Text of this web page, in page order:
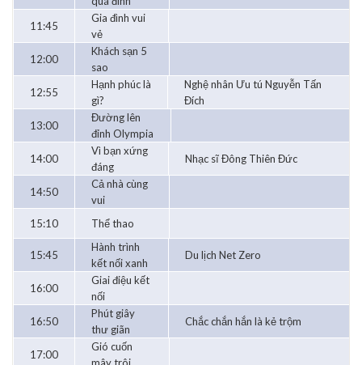
11:45
Gia đình vui
vẻ
12:00
Khách sạn 5
sao
12:55
Hạnh phúc là
gì?
Nghệ nhân Ưu tú Nguyễn Tấn
Đích
13:00
Đường lên
đỉnh Olympia
14:00
Vì bạn xứng
đáng
Nhạc sĩ Đông Thiên Đức
14:50
Cả nhà cùng
vui
15:10
Thể thao
15:45
Hành trình
kết nối xanh
Du lịch Net Zero
16:00
Giai điệu kết
nối
16:50
Phút giây
thư giãn
Chắc chắn hắn là kẻ trộm
17:00
Gió cuốn